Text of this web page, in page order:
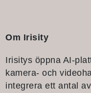
Om Irisity
Irisitys öppna AI-
kamera- och
integrera ett antal